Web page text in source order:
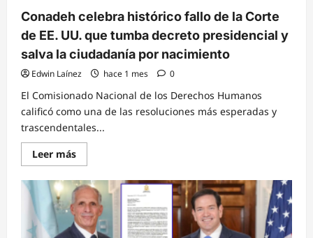
Conadeh celebra histórico fallo de la Corte
de EE. UU. que tumba decreto presidencial y
salva la ciudadanía por nacimiento
Edwin Laínez hace 1 mes 0
El Comisionado Nacional de los Derechos Humanos
calificó como una de las resoluciones más esperadas y
trascendentales...
Leer másRead
more
Conadeh
celebra
histórico
fallo
de
la